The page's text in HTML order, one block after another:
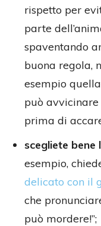
rispetto per
parte
spaventando
buona regola,
esempio
può
prima di
scegliete bene
esempio,
delicato con il
che
può mordere!”;